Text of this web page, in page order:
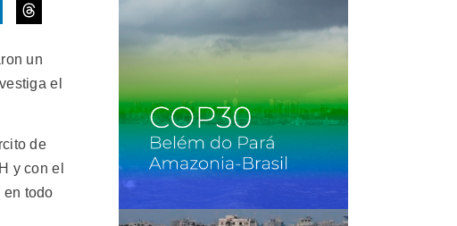
un
el
de
y con el
en todo